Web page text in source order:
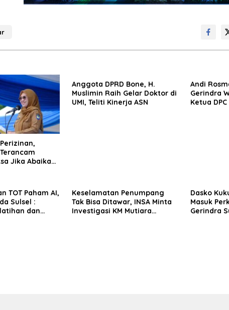
Jika Abaikan
Anggota DPRD Bone, H.
Muslimin Raih Gelar Doktor di
UMI, Teliti Kinerja ASN
Andi
Gerindra
Ketua
TOT Paham AI,
Sulsel :
dan
Keselamatan Penumpang
Tak Bisa Ditawar, INSA Minta
Investigasi KM Mutiara
Dasko
Masuk
Gerindra